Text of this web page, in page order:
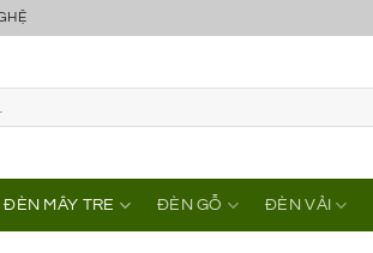
ĐÈN MÂY TRE ĐÈN GỖ ĐÈN VẢI